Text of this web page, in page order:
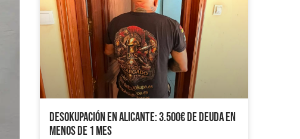
Desokupación en Alicante: 3.500€ de Deuda en
Menos de 1 mes